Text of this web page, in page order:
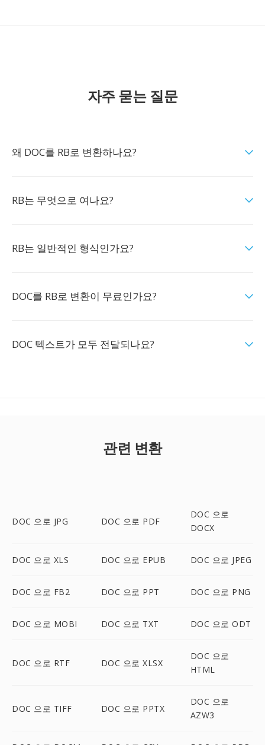
자주 묻는 질문
왜 DOC를 RB로 변환하나요?
RB는 무엇으로 여나요?
RB는 일반적인 형식인가요?
DOC를 RB로 변환이 무료인가요?
DOC 텍스트가 모두 전달되나요?
관련 변환
DOC 으로 JPG DOC 으로 PDF
DOC 으로
DOCX
DOC 으로 XLS DOC 으로 EPUB DOC 으로 JPEG
DOC 으로 FB2 DOC 으로 PPT DOC 으로 PNG
DOC 으로 MOBI DOC 으로 TXT DOC 으로 ODT
DOC 으로 RTF DOC 으로 XLSX
DOC 으로
HTML
DOC 으로 TIFF DOC 으로 PPTX
DOC 으로
AZW3